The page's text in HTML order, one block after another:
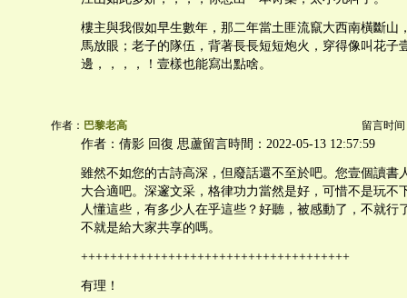
樓主與我假如早生數年，那二年當土匪流竄大西南橫斷山
馬放眼；老子的隊伍，背著長長短短炮火，穿得像叫花子
邊，，，，！壹樣也能寫出點啥。
作者： 巴黎老高 留言时间
作者：倩影 回復 思蘆留言時間：2022-05-13 12:57:59
雖然不如您的古詩高深，但廢話還不至於吧。您壹個讀書
大合適吧。深邃文采，格律功力當然是好，可惜不是玩不
人懂這些，有多少人在乎這些？好聽，被感動了，不就行
不就是給大家共享的嗎。
+++++++++++++++++++++++++++++++++++++
有理！